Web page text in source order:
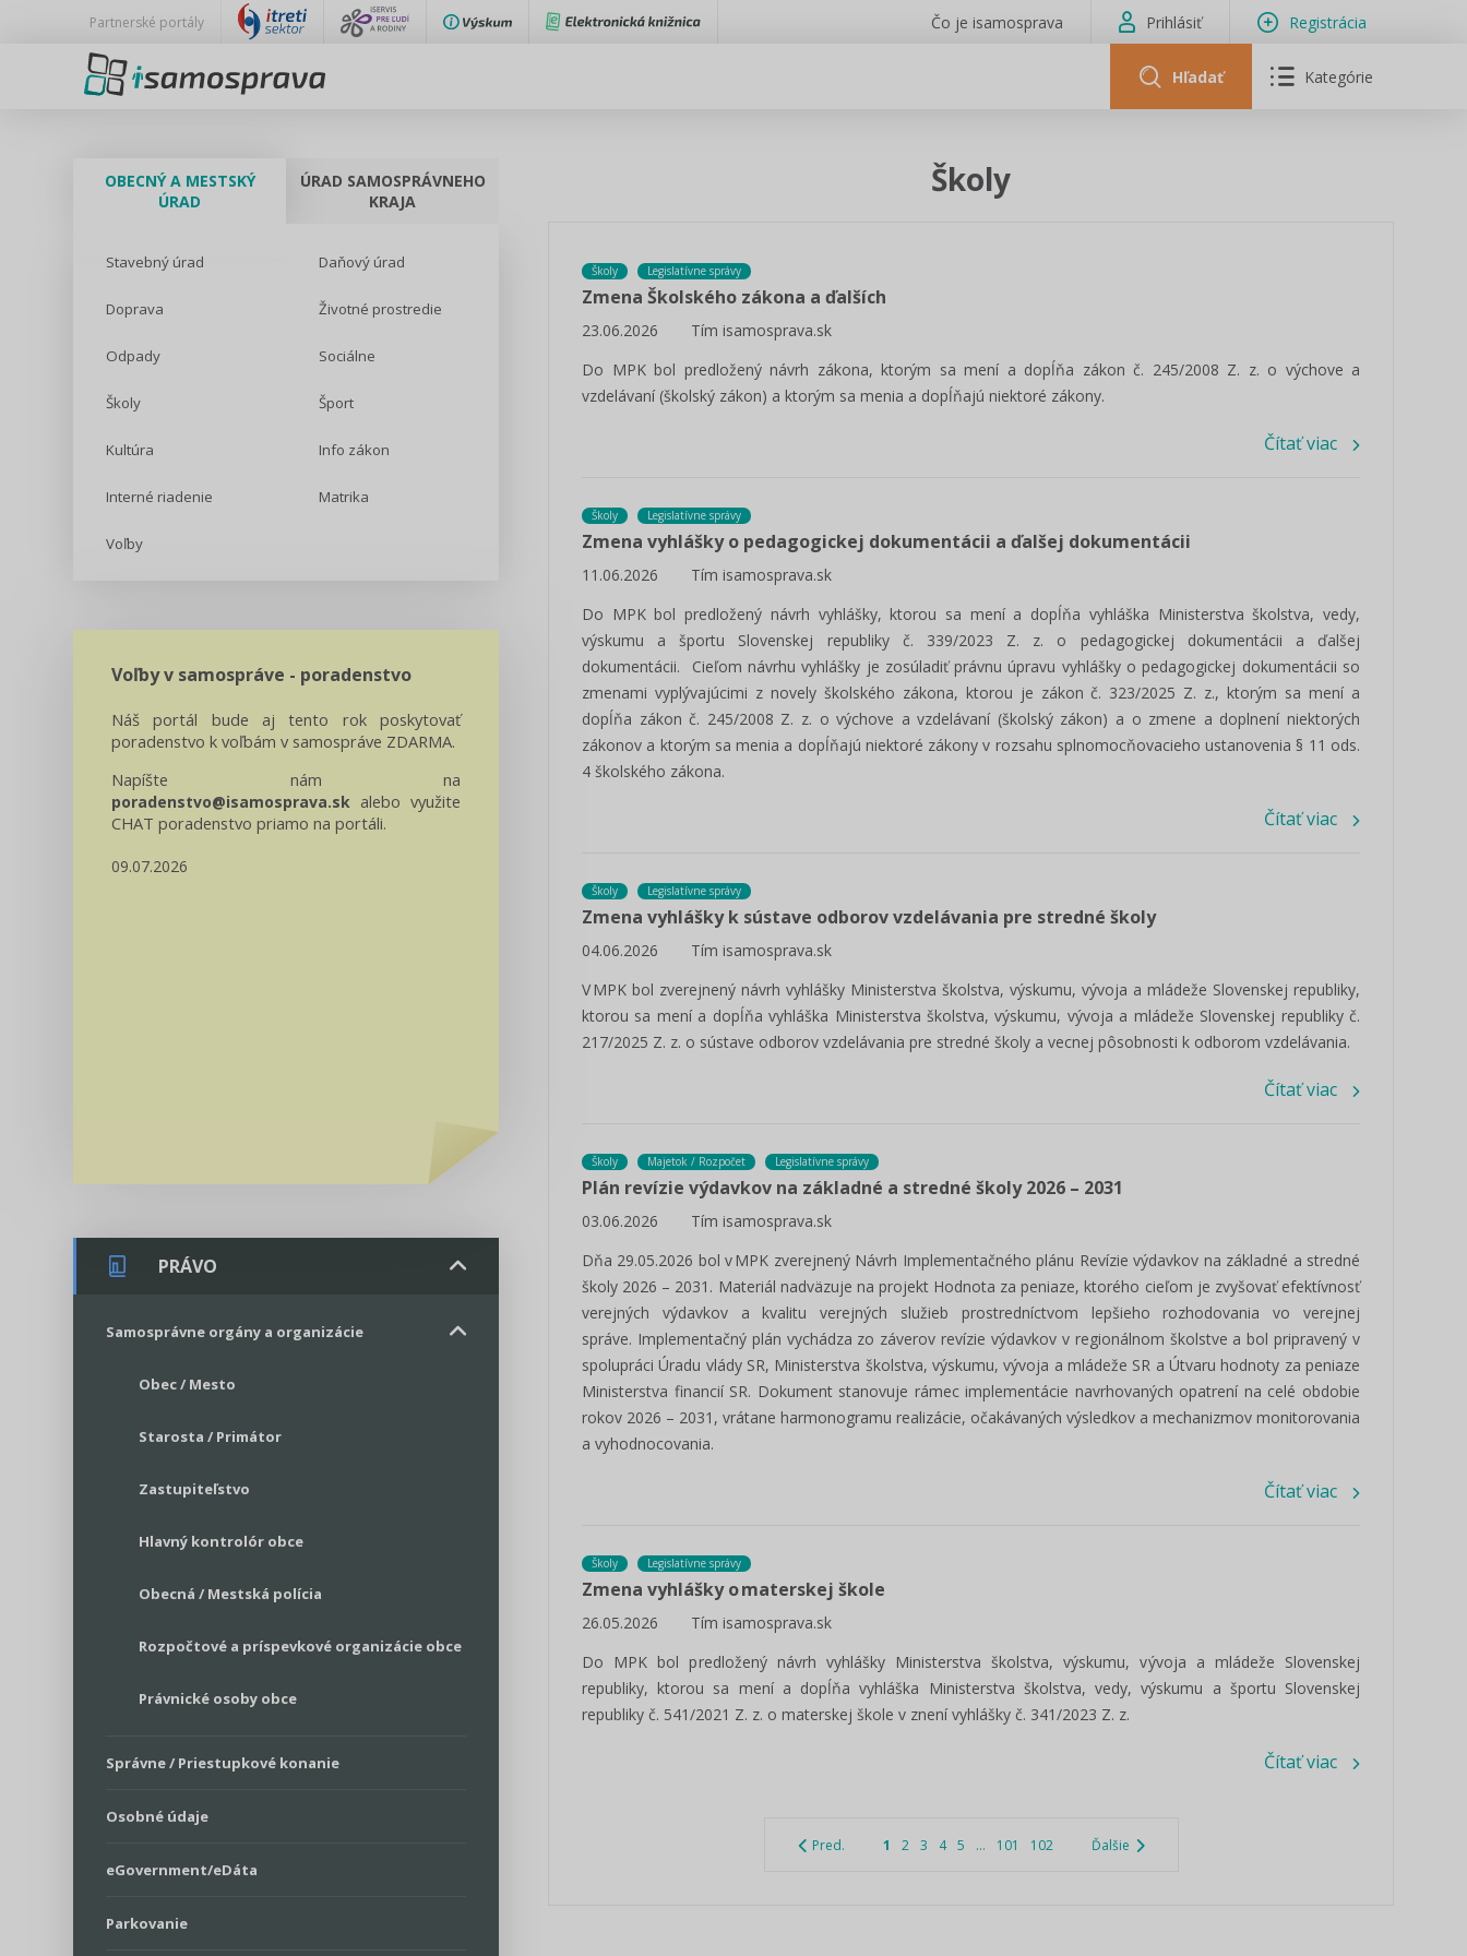
Partnerské portály Čo je isamosprava Prihlásiť Registrácia
Hľadať Kategórie
OBECNÝ A MESTSKÝ
ÚRAD
ÚRAD SAMOSPRÁVNEHO
KRAJA
Stavebný úrad Daňový úrad
Doprava Životné prostredie
Odpady Sociálne
Školy Šport
Kultúra Info zákon
Interné riadenie Matrika
Voľby
Voľby v samospráve - poradenstvo
Náš portál bude aj tento rok poskytovať
poradenstvo k voľbám v samospráve ZDARMA.
Napíšte nám na
poradenstvo@isamosprava.sk alebo využite
CHAT poradenstvo priamo na portáli.
09.07.2026
PRÁVO
Samosprávne orgány a organizácie
Obec / Mesto
Starosta / Primátor
Zastupiteľstvo
Hlavný kontrolór obce
Obecná / Mestská polícia
Rozpočtové a príspevkové organizácie obce
Právnické osoby obce
Správne / Priestupkové konanie
Osobné údaje
eGovernment/eDáta
Parkovanie
Školy
Školy Legislatívne správy
Zmena Školského zákona a ďalších
23.06.2026
Tím isamosprava.sk
Do MPK bol predložený návrh zákona, ktorým sa mení a dopĺňa zákon č. 245/2008 Z. z. o výchove a
vzdelávaní (školský zákon) a ktorým sa menia a dopĺňajú niektoré zákony.
Čítať viac
Školy Legislatívne správy
Zmena vyhlášky o pedagogickej dokumentácii a ďalšej dokumentácii
11.06.2026
Tím isamosprava.sk
Do MPK bol predložený návrh vyhlášky, ktorou sa mení a dopĺňa vyhláška Ministerstva školstva, vedy,
výskumu a športu Slovenskej republiky č. 339/2023 Z. z. o pedagogickej dokumentácii a ďalšej
dokumentácii. Cieľom návrhu vyhlášky je zosúladiť právnu úpravu vyhlášky o pedagogickej dokumentácii so
zmenami vyplývajúcimi z novely školského zákona, ktorou je zákon č. 323/2025 Z. z., ktorým sa mení a
dopĺňa zákon č. 245/2008 Z. z. o výchove a vzdelávaní (školský zákon) a o zmene a doplnení niektorých
zákonov a ktorým sa menia a dopĺňajú niektoré zákony v rozsahu splnomocňovacieho ustanovenia § 11 ods.
4 školského zákona.
Čítať viac
Školy Legislatívne správy
Zmena vyhlášky k sústave odborov vzdelávania pre stredné školy
04.06.2026
Tím isamosprava.sk
V MPK bol zverejnený návrh vyhlášky Ministerstva školstva, výskumu, vývoja a mládeže Slovenskej republiky,
ktorou sa mení a dopĺňa vyhláška Ministerstva školstva, výskumu, vývoja a mládeže Slovenskej republiky č.
217/2025 Z. z. o sústave odborov vzdelávania pre stredné školy a vecnej pôsobnosti k odborom vzdelávania.
Čítať viac
Školy Majetok / Rozpočet Legislatívne správy
Plán revízie výdavkov na základné a stredné školy 2026 – 2031
03.06.2026
Tím isamosprava.sk
Dňa 29.05.2026 bol v MPK zverejnený Návrh Implementačného plánu Revízie výdavkov na základné a stredné
školy 2026 – 2031. Materiál nadväzuje na projekt Hodnota za peniaze, ktorého cieľom je zvyšovať efektívnosť
verejných výdavkov a kvalitu verejných služieb prostredníctvom lepšieho rozhodovania vo verejnej
správe. Implementačný plán vychádza zo záverov revízie výdavkov v regionálnom školstve a bol pripravený v
spolupráci Úradu vlády SR, Ministerstva školstva, výskumu, vývoja a mládeže SR a Útvaru hodnoty za peniaze
Ministerstva financií SR. Dokument stanovuje rámec implementácie navrhovaných opatrení na celé obdobie
rokov 2026 – 2031, vrátane harmonogramu realizácie, očakávaných výsledkov a mechanizmov monitorovania
a vyhodnocovania.
Čítať viac
Školy Legislatívne správy
Zmena vyhlášky o materskej škole
26.05.2026
Tím isamosprava.sk
Do MPK bol predložený návrh vyhlášky Ministerstva školstva, výskumu, vývoja a mládeže Slovenskej
republiky, ktorou sa mení a dopĺňa vyhláška Ministerstva školstva, vedy, výskumu a športu Slovenskej
republiky č. 541/2021 Z. z. o materskej škole v znení vyhlášky č. 341/2023 Z. z.
Čítať viac
Pred. 1 2 3 4 5 ... 101 102 Ďalšie